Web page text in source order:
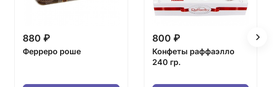
880 ₽
Ферреро роше
800 ₽
Конфеты раффаэлло
240 гр.